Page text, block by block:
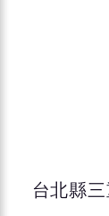
台北縣